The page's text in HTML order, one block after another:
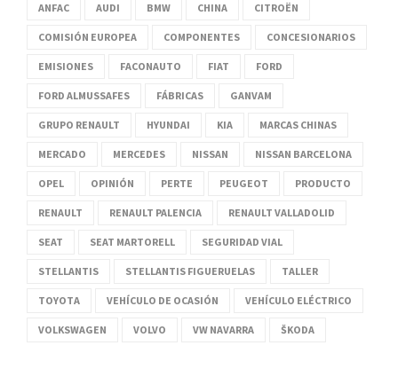
ANFAC AUDI BMW CHINA CITROËN
COMISIÓN EUROPEA COMPONENTES CONCESIONARIOS
EMISIONES FACONAUTO FIAT FORD
FORD ALMUSSAFES FÁBRICAS GANVAM
GRUPO RENAULT HYUNDAI KIA MARCAS CHINAS
MERCADO MERCEDES NISSAN NISSAN BARCELONA
OPEL OPINIÓN PERTE PEUGEOT PRODUCTO
RENAULT RENAULT PALENCIA RENAULT VALLADOLID
SEAT SEAT MARTORELL SEGURIDAD VIAL
STELLANTIS STELLANTIS FIGUERUELAS TALLER
TOYOTA VEHÍCULO DE OCASIÓN VEHÍCULO ELÉCTRICO
VOLKSWAGEN VOLVO VW NAVARRA ŠKODA